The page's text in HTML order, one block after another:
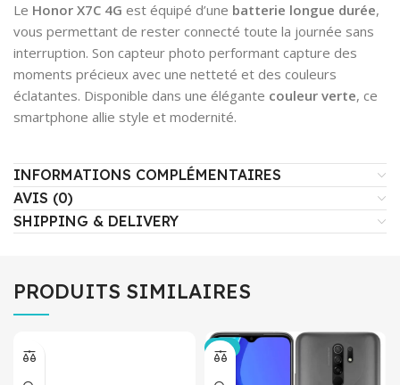
Le Honor X7C 4G est équipé d’une batterie longue durée,
vous permettant de rester connecté toute la journée sans
interruption. Son capteur photo performant capture des
moments précieux avec une netteté et des couleurs
éclatantes. Disponible dans une élégante couleur verte, ce
smartphone allie style et modernité.
INFORMATIONS COMPLÉMENTAIRES
AVIS (0)
SHIPPING & DELIVERY
PRODUITS SIMILAIRES
-4%